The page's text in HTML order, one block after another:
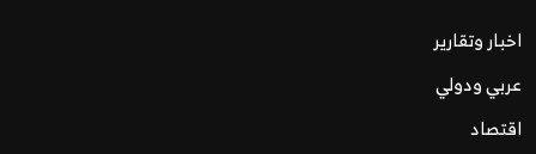
اخبار وتقارير
عربي ودولي
اقتصاد